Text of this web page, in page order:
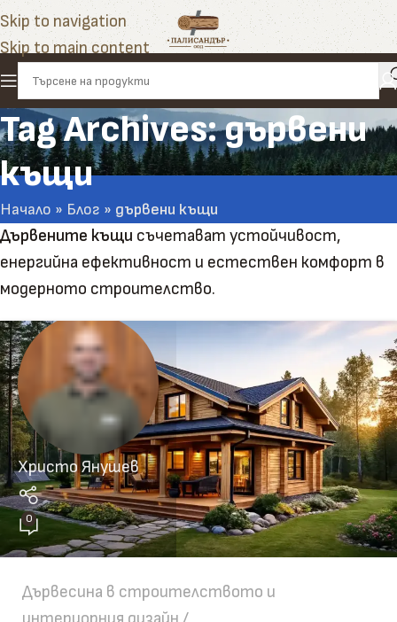
Skip to navigation
Skip to main content
Tag Archives: дървени
къщи
Начало » Блог » дървени къщи
Дървените къщи съчетават устойчивост,
енергийна ефективност и естествен комфорт в
модерното строителство.
Христо Янушев
0
Дървесина в строителството и